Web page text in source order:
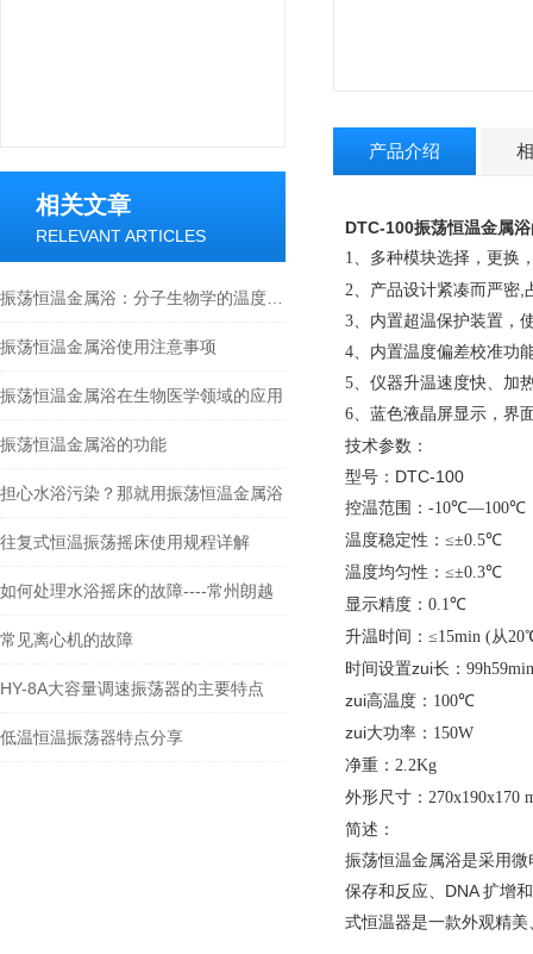
相关文章
RELEVANT ARTICLES
振荡恒温金属浴使用注意事项
振荡恒温金属浴在生物医学领域的应用
振荡恒温金属浴的功能
担心水浴污染？那就用振荡恒温金属浴
往复式恒温振荡摇床使用规程详解
如何处理水浴摇床的故障----常州朗越
常见离心机的故障
HY-8A大容量调速振荡器的主要特点
低温恒温振荡器特点分享
产品介绍
DTC-100振荡恒温金属浴
1、多种模块选择，更换
2、 产品设计紧凑而严密
3、 内置超温保护装置，
4、 内置温度偏差校准功
5、仪器升温速度快、加
6、蓝色液晶屏显示，界
技术参数：
型号：DTC-100
控温范围： -10℃—100℃
温度稳定性： ≤±0.5℃
温度均匀性： ≤±0.3℃
显示精度： 0.1℃
升温时间： ≤15min (从
时间设置zui长： 99h59min
zui高温度： 100℃
zui大功率： 150W
净重： 2.2Kg
外形尺寸： 270x190x170
简述：
振荡恒温金属浴是采用微
保存和反应、DNA 扩增
式恒温器是一款外观精